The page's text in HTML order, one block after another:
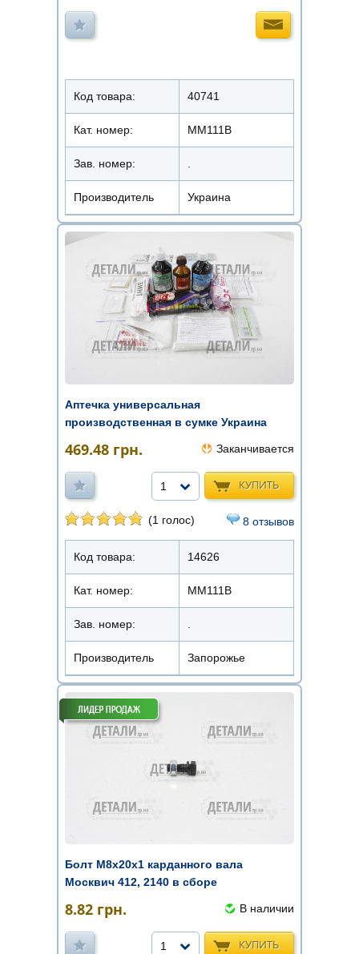
Код товара: 40741
Кат. номер: ММ111В
Зав. номер:
Производитель Украина
Аптечка универсальная
производственная в сумке Украина
469.48 грн. Заканчивается
КУПИТЬ
1
(1 голос) 8 отзывов
Код товара: 14626
Кат. номер: ММ111В
Зав. номер:
Производитель Запорожье
Болт М8х20х1 карданного вала
Москвич 412, 2140 в сборе
8.82 грн. В наличии
КУПИТЬ
1